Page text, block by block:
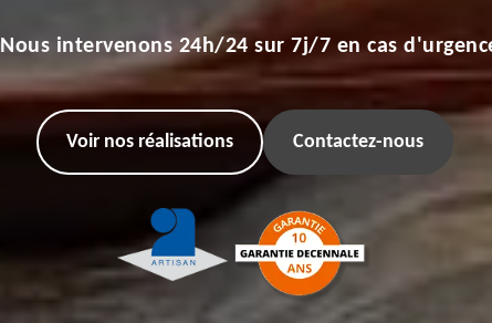
Nous intervenons 24h/24 sur 7j/7 en cas
Voir nos réalisations Contactez-nous